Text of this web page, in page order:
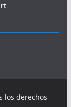
los derechos